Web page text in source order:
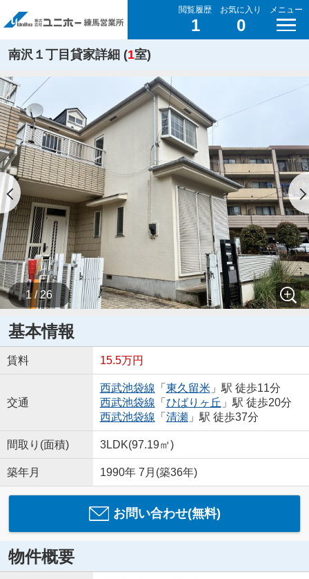
閲覧履歴
1
お気に入り
0
メニュー
南沢１丁目貸家詳細 (1室)
1 / 26
基本情報
賃料 15.5万円
交通
西武池袋線 「 東久留米」駅 徒歩11分
西武池袋線 「 ひばりヶ丘 」駅 徒歩20分
西武池袋線 「 清瀬」駅 徒歩37分
間取り(面積) 3LDK(97.19㎡)
築年月 1990年 7月(築36年)
お問い合わせ(無料)
物件概要